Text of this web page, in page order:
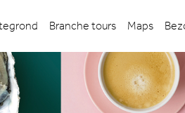
Branche tours Maps